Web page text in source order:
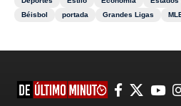
Béisbol
portada Grandes Ligas